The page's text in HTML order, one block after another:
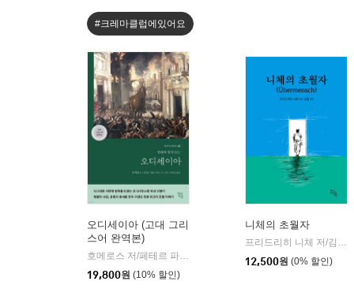
#크레마클럽에있어요
오디세이아 (고대 그리
스어 완역본)
| 현대지성
19,800원 (10% 할인)
니체의 초월자
12,500원 (0% 할인)